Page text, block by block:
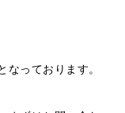
なっております。